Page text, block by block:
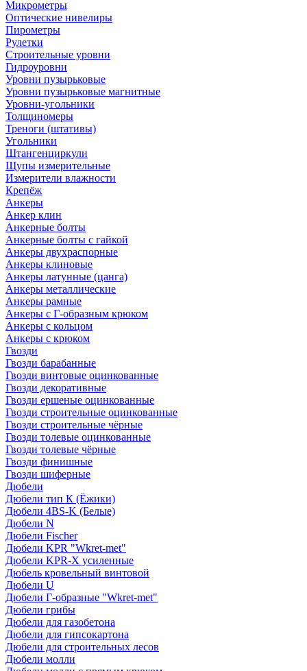
Микрометры
Оптические нивелиры
Пирометры
Рулетки
Строительные уровни
Гидроуровни
Уровни пузырьковые
Уровни пузырьковые магнитные
Уровни-угольники
Толщиномеры
Треноги (штативы)
Угольники
Штангенциркули
Щупы измерительные
Измерители влажности
Крепёж
Анкеры
Анкер клин
Анкерные болты
Анкерные болты с гайкой
Анкеры двухраспорные
Анкеры клиновые
Анкеры латунные (цанга)
Анкеры металлические
Анкеры рамные
Анкеры с Г-образным крюком
Анкеры с кольцом
Анкеры с крюком
Гвозди
Гвозди барабанные
Гвозди винтовые оцинкованные
Гвозди декоративные
Гвозди ершеные оцинкованные
Гвозди строительные оцинкованные
Гвозди строительные чёрные
Гвозди толевые оцинкованные
Гвозди толевые чёрные
Гвозди финишные
Гвозди шиферные
Дюбели
Дюбели тип К (Ёжики)
Дюбели 4BS-K (Белые)
Дюбели N
Дюбели Fischer
Дюбели KPR "Wkret-met"
Дюбели KPR-Х усиленные
Дюбель кровельный винтовой
Дюбели U
Дюбели Г-образные "Wkret-met"
Дюбели грибы
Дюбели для газобетона
Дюбели для гипсокартона
Дюбели для строительных лесов
Дюбели молли